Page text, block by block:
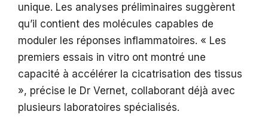
unique. Les analyses préliminaires suggèrent
qu’il contient des molécules capables de
moduler les réponses inflammatoires. « Les
premiers essais in vitro ont montré une
capacité à accélérer la cicatrisation des tissus
», précise le Dr Vernet, collaborant déjà avec
plusieurs laboratoires spécialisés.